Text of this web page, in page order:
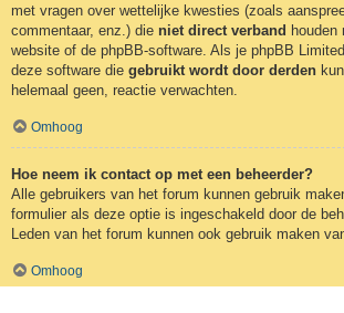
met vragen over wettelijke kwesties (zoals
commentaar, enz.) die niet direct verband houden
website of de phpBB-software. Als je phpBB
deze software die gebruikt wordt door derden
helemaal geen, reactie verwachten.
Omhoog
Hoe neem ik contact op met een beheerder?
Alle gebruikers van het forum kunnen gebruik
formulier als deze optie is ingeschakeld door de
Leden van het forum kunnen ook gebruik maken van
Omhoog